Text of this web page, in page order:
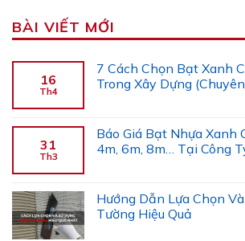
BÀI VIẾT MỚI
16
Th4
7 Cách Chọn Bạt Xanh
Trong Xây Dựng (Chuyên
31
Th3
Báo Giá Bạt Nhựa Xanh
4m, 6m, 8m… Tại Công
Hướng Dẫn Lựa Chọn
Tường Hiệu Quả